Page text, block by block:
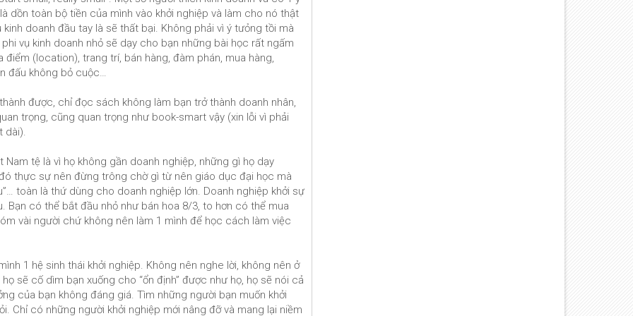
dồn toàn bộ tiền của mình vào khởi nghiệp và làm cho nó thật
doanh đầu tay là sẽ thất bại. Không phải vì ý tưỏng tồi mà
vụ kinh doanh nhỏ sẽ dạy cho bạn những bài học rất ngấm
(location), trang trí, bán hàng, đàm phán, mua hàng,
đấu không bỏ cuộc…
được, chỉ đọc sách không làm bạn trở thành doanh nhân,
trọng, cũng quan trọng như book-smart vậy (xin lỗi vì phải
dài).
tệ là vì họ không gần doanh nghiệp, những gì họ dạy
thực sự nên đừng trông chờ gì từ nên giáo dục đại học mà
toàn là thứ dùng cho doanh nghiệp lớn. Doanh nghiệp khởi sự
có thể bắt đầu nhỏ như bán hoa 8/3, to hơn có thể mua
vài người chứ không nên làm 1 mình để học cách làm việc
1 hệ sinh thái khởi nghiệp. Không nên nghe lời, không nên ở
sẽ cố dìm bạn xuống cho “ổn định” được như họ, họ sẽ nói cả
của bạn không đáng giá. Tìm những người bạn muốn khởi
Chỉ có những người khởi nghiệp mới nâng đỡ và mang lại niềm